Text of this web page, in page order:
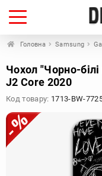
Головна Samsung
Чохол "Чорно-
J2 Core 2020
Код товару: 1713-BW-